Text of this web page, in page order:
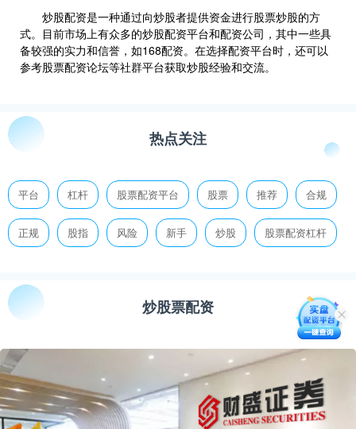
炒股配资是一种通过向炒股者提供资金进行股票炒股的方
式。目前市场上有众多的炒股配资平台和配资公司，其中一些具
备较强的实力和信誉，如168配资。在选择配资平台时，还可以
参考股票配资论坛等社群平台获取炒股经验和交流。
热点关注
平台 杠杆 股票配资平台 股票 推荐 合规
正规 股指 风险 新手 炒股 股票配资杠杆
炒股票配资